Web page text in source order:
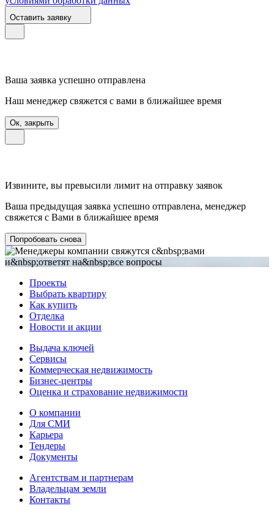
Оставить заявку
Ваша заявка успешно отправлена
Наш менеджер свяжется с вами в ближайшее время
Ок, закрыть
Извините, вы превысили лимит на отправку заявок
Ваша предыдущая заявка успешно отправлена, менеджер
свяжется с Вами в ближайшее время
Попробовать снова
Проекты
Выбрать квартиру
Как купить
Отделка
Новости и акции
Выдача ключей
Сервисы
Коммерческая недвижимость
Бизнес-центры
Оценка и страхование недвижимости
О компании
Для СМИ
Карьера
Тендеры
Документы
Агентствам и партнерам
Владельцам земли
Контакты